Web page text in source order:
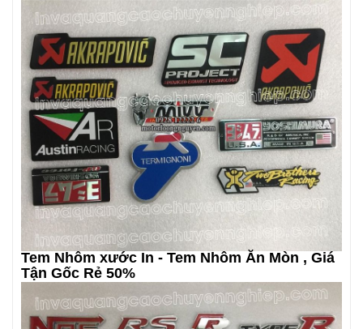
Tem Nhôm xước In - Tem Nhôm Ăn Mòn , Giá
Tận Gốc Rẻ 50%